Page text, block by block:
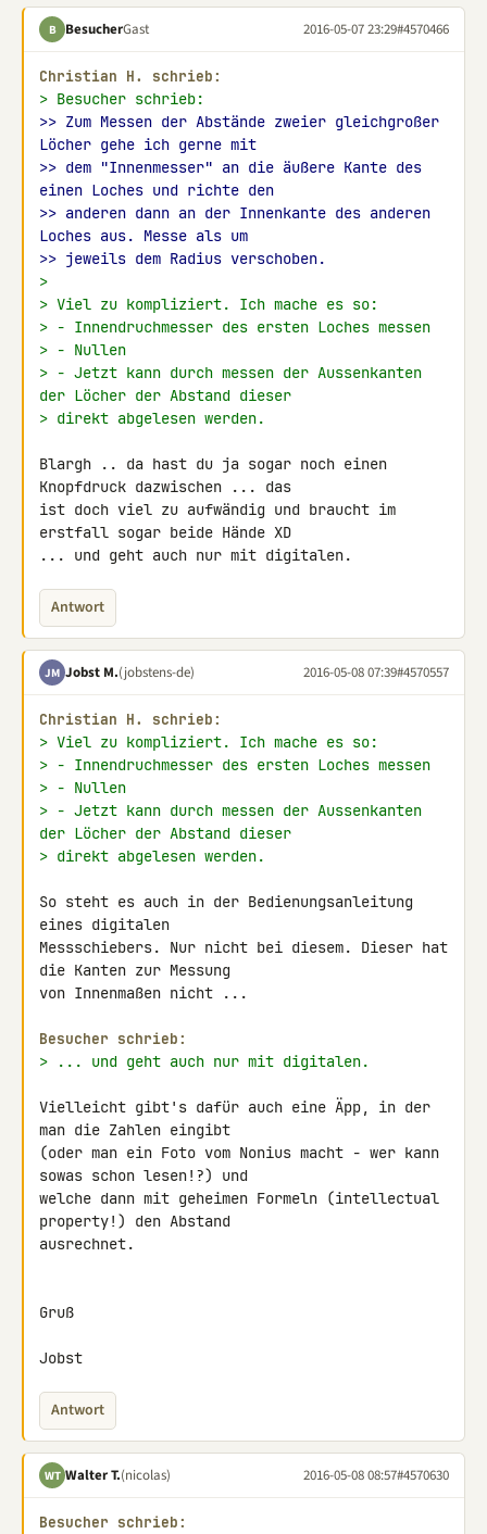
B BesucherGast 2016-05-07 23:29#4570466
Christian H. schrieb:
> Besucher schrieb:
>> Zum Messen der Abstände zweier gleichgroßer
Löcher gehe ich gerne mit
>> dem "Innenmesser" an die äußere Kante des
einen Loches und richte den
>> anderen dann an der Innenkante des anderen
Loches aus. Messe als um
>> jeweils dem Radius verschoben.
>
> Viel zu kompliziert. Ich mache es so:
> - Innendruchmesser des ersten Loches messen
> - Nullen
> - Jetzt kann durch messen der Aussenkanten
der Löcher der Abstand dieser
> direkt abgelesen werden.
Blargh .. da hast du ja sogar noch einen
Knopfdruck dazwischen ... das
ist doch viel zu aufwändig und braucht im
erstfall sogar beide Hände XD
... und geht auch nur mit digitalen.
Antwort
JM Jobst M.(jobstens-de) 2016-05-08 07:39#4570557
Christian H. schrieb:
> Viel zu kompliziert. Ich mache es so:
> - Innendruchmesser des ersten Loches messen
> - Nullen
> - Jetzt kann durch messen der Aussenkanten
der Löcher der Abstand dieser
> direkt abgelesen werden.
So steht es auch in der Bedienungsanleitung
eines digitalen
Messschiebers. Nur nicht bei diesem. Dieser hat
die Kanten zur Messung
von Innenmaßen nicht ...
Besucher schrieb:
> ... und geht auch nur mit digitalen.
Vielleicht gibt's dafür auch eine Äpp, in der
man die Zahlen eingibt
(oder man ein Foto vom Nonius macht - wer kann
sowas schon lesen!?) und
welche dann mit geheimen Formeln (intellectual
property!) den Abstand
ausrechnet.
Gruß
Jobst
Antwort
WT Walter T.(nicolas) 2016-05-08 08:57#4570630
Besucher schrieb: